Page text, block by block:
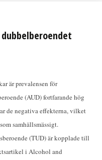
är prevalensen för
(AUD) fortfarande hög
de negativa effekterna, vilket
samhällsmässigt.
(TUD) är kopplade till
i Alcohol and